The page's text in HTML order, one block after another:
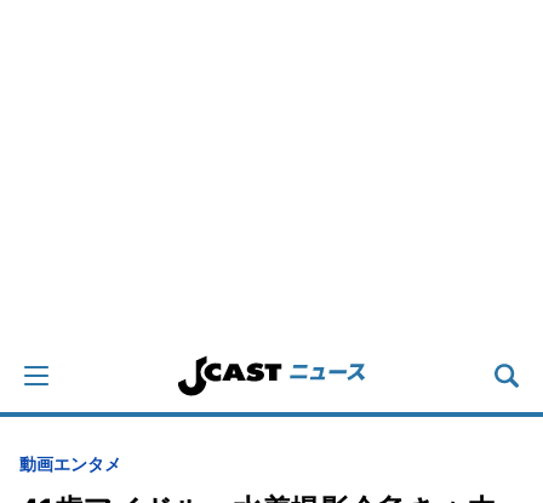
動画エンタメ